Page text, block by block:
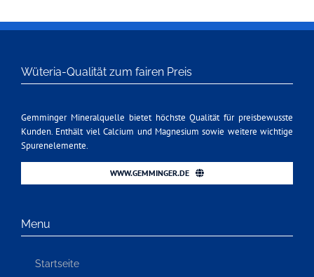
Wüteria-Qualität zum fairen Preis
Gemminger Mineralquelle bietet höchste Qualität für preisbewusste
Kunden. Enthält viel Calcium und Magnesium sowie weitere wichtige
Spurenelemente.
WWW.GEMMINGER.DE
Menu
Startseite